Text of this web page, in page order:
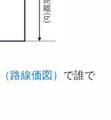
路線価図） で誰で